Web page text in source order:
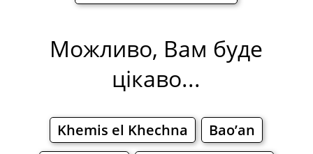
Можливо, Вам буде
цікаво...
Khemis el Khechna
Bao’an